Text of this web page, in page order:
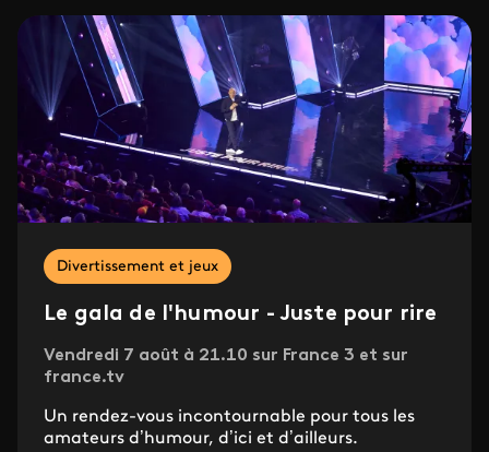
Divertissement et jeux
Le gala de l'humour - Juste pour rire
Vendredi 7 août à 21.10 sur France 3 et sur
france.tv
Un rendez-vous incontournable pour tous les
amateurs d’humour, d’ici et d’ailleurs.